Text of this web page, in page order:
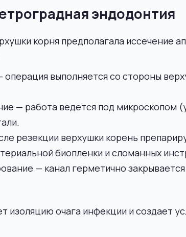
эндодонтия
корня предполагала иссечение
выполняется со стороны
— работа ведется под микроскопом
резекции верхушки корень
биопленки и сломанных
— канал герметично
изоляцию очага инфекции и создает